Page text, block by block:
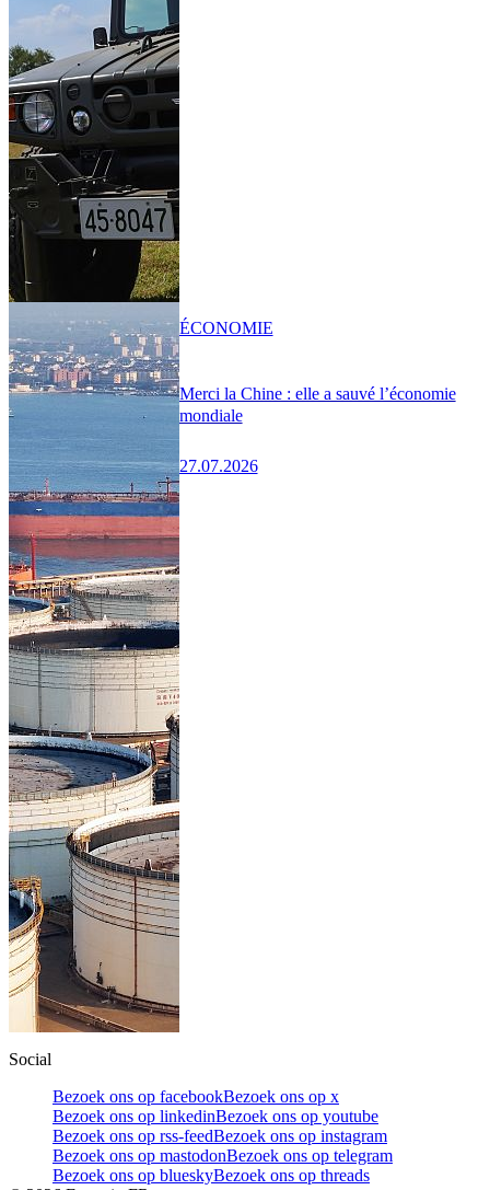
Merci la Chine : elle a sauvé l’économie
mondiale
27.07.2026
ÉCONOMIE
Social
Bezoek ons op facebookBezoek ons op x
Bezoek ons op linkedinBezoek ons op youtube
Bezoek ons op rss-feedBezoek ons op instagram
Bezoek ons op mastodonBezoek ons op telegram
Bezoek ons op blueskyBezoek ons op threads